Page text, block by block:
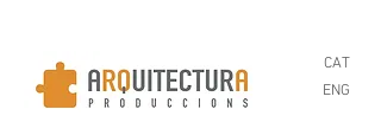
CAT
ENG